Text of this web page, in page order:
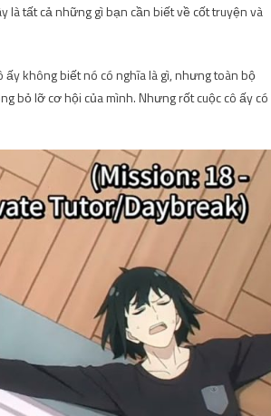
là tất cả những gì bạn cần biết về cốt truyện và
ấy không biết nó có nghĩa là gì, nhưng toàn bộ
bỏ lỡ cơ hội của mình. Nhưng rốt cuộc cô ấy có